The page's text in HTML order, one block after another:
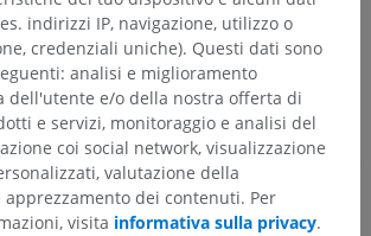
Mostra altro
indirizzi IP, navigazione, utilizzo o
credenziali uniche). Questi dati sono
analisi e miglioramento
dell'utente e/o della nostra offerta di
e servizi, monitoraggio e analisi del
coi social network, visualizzazione
valutazione della
apprezzamento dei contenuti. Per
visita informativa sulla privacy.